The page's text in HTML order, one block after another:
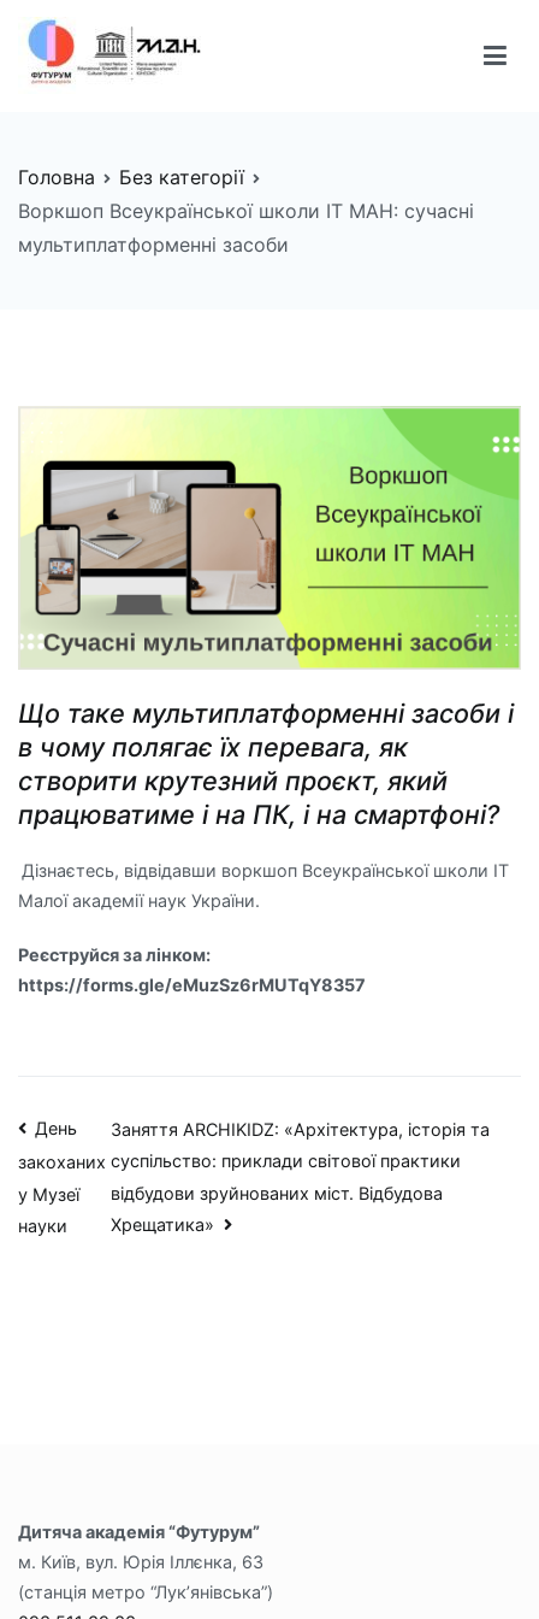
Перейти
вмісту
Головна
Без категорії
Воркшоп Всеукраїнської школи IT МАН: сучасні
мультиплатформенні засоби
Що таке мультиплатформенні засоби і
в чому полягає їх перевага, як
створити крутезний проєкт, який
працюватиме і на ПК, і на смартфоні?
Дізнаєтесь, відвідавши воркшоп Всеукраїнської школи IT
Малої академії наук України.
Реєструйся за лінком:
https://forms.gle/eMuzSz6rMUTqY8357
Навігація
записів
День
закоханих
у Музеї
науки
Заняття ARCHIKIDZ: «Архітектура, історія та
суспільство: приклади світової практики
відбудови зруйнованих міст. Відбудова
Хрещатика»
Дитяча академія “Футурум”
м. Київ, вул. Юрія Іллєнка, 63
(станція метро “Лук’янівська”)